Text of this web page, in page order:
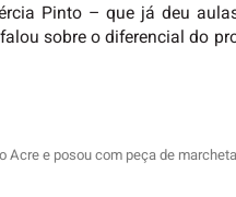
Pinto – que já deu
sobre o diferencial do
e posou com peça de